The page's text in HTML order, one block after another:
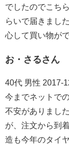
でしたのでこち
らいで届きまし
心して買い物が
お・さるさん
40代 男性 2017-
今までネットで
不安がありまし
が、注文から到
造も今年のタイ